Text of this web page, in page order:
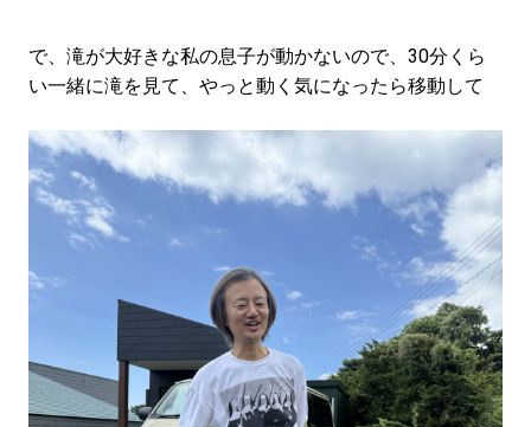
で、滝が大好きな私の息子が動かないので、30分くら
い一緒に滝を見て、やっと動く気になったら移動して